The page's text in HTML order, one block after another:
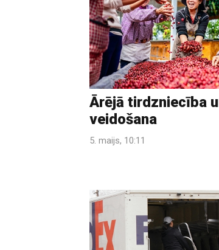
Ārējā tirdzniecība
veidošana
5. maijs, 10:11